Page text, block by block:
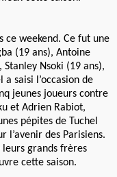
ce weekend. Ce fut une
(19 ans), Antoine
Nsoki (19 ans),
saisi l’occasion de
jeunes joueurs contre
et Adrien Rabiot,
pépites de Tuchel
l’avenir des Parisiens.
leurs grands frères
cette saison.